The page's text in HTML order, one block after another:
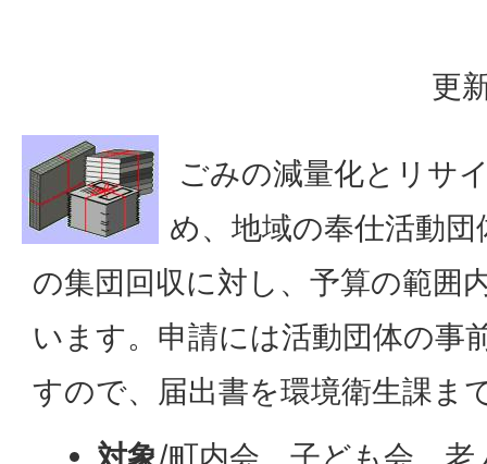
更
ごみの減量化とリサ
め、地域の奉仕活動
の集団回収に対し、予算の範囲
います。申請には活動団体の事
すので、届出書を環境衛生課ま
対象/町内会、子ども会、